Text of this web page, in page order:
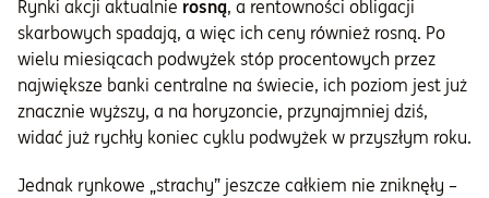
Rynki akcji aktualnie rosną, a rentowności obligacji
skarbowych spadają, a więc ich ceny również rosną. Po
wielu miesiącach podwyżek stóp procentowych przez
największe banki centralne na świecie, ich poziom jest już
znacznie wyższy, a na horyzoncie, przynajmniej dziś,
widać już rychły koniec cyklu podwyżek w przyszłym roku.
Jednak rynkowe „strachy” jeszcze całkiem nie zniknęły –